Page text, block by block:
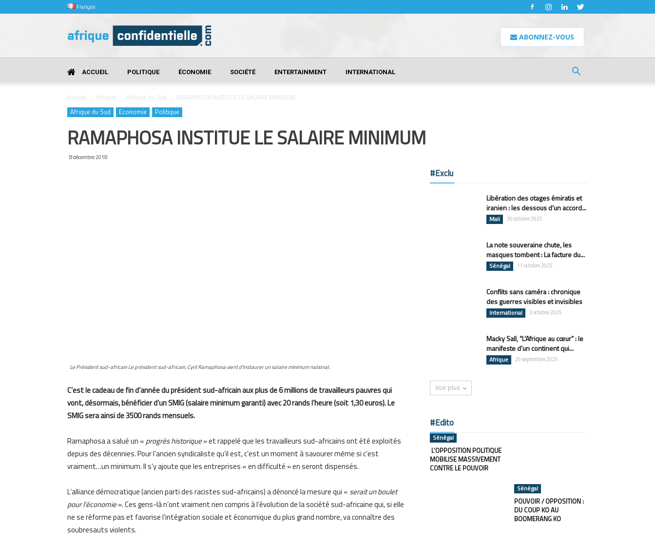
Français
Confidentielle
ABONNEZ-VOUS
ACCUEIL POLITIQUE ÉCONOMIE SOCIÉTÉ ENTERTAINMENT INTERNATIONAL
Accueil Afrique Afrique du Sud RAMAPHOSA INSTITUE LE SALAIRE MINIMUM
Afrique du Sud Economie Politique
RAMAPHOSA INSTITUE LE SALAIRE MINIMUM
8 décembre 2018
Le Président sud-africain Le président sud-africain, Cyril Ramaphosa vient d’instaurer un salaire minimum national.
C’est le cadeau de fin d’année du président sud-africain aux plus de 6 millions de travailleurs pauvres qui
vont, désormais, bénéficier d’un SMIG (salaire minimum garanti) avec 20 rands l’heure (soit 1,30 euros). Le
SMIG sera ainsi de 3500 rands mensuels.
Ramaphosa a salué un « progrès historique» et rappelé que les travailleurs sud-africains ont été exploités
depuis des décennies. Pour l’ancien syndicaliste qu’il est, c’est un moment à savourer même si c’est
vraiment…un minimum. Il s’y ajoute que les entreprises « en difficulté » en seront dispensés.
L’alliance démocratique (ancien parti des racistes sud-africains) a dénoncé la mesure qui « serait un boulet
pour l’économie». Ces gens-là n’ont vraiment rien compris à l’évolution de la société sud-africaine qui, si elle
ne se réforme pas et favorise l’intégration sociale et économique du plus grand nombre, va connaître des
soubresauts violents.
#Exclu
Libération des otages émiratis et
iranien : les dessous d’un accord...
Mali 30 octobre 2025
La note souveraine chute, les
masques tombent : La facture du...
Sénégal 11 octobre 2025
Conflits sans caméra : chronique
des guerres visibles et invisibles
International 3 octobre 2025
Macky Sall, “L’Afrique au cœur” : le
manifeste d’un continent qui...
Afrique 29 septembre 2025
Voir plus
#Edito
Sénégal
L’OPPOSITION POLITIQUE
MOBILISE MASSIVEMENT
CONTRE LE POUVOIR
Sénégal
POUVOIR / OPPOSITION :
DU COUP KO AU
BOOMERANG KO